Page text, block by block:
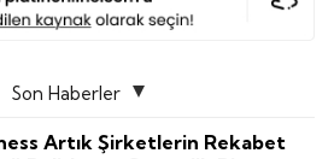
Son Haberler
Artık Şirketlerin Rekabet